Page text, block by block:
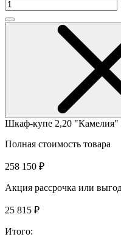
Шкаф-купе 2,20 "Камелия"
Полная стоимость товара
258 150 ₽
Акция рассрочка или
25 815 ₽
Итого: